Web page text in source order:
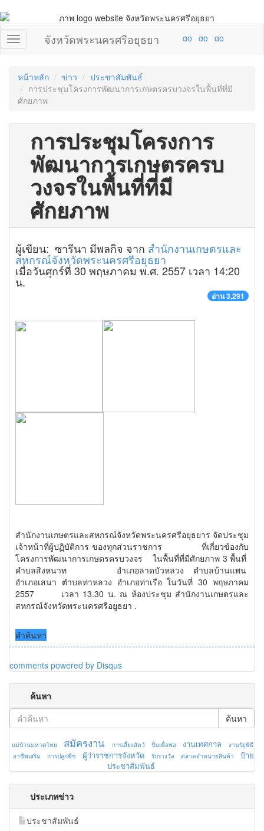
จังหวัดพระนครศรีอยุธยา
หน้าหลัก ข่าว
ประชาสัมพันธ์
การประชุมโครงการพัฒนาการเกษตรครบวงจรในพื้นที่ที่มี
ศักยภาพ
การประชุมโครงการ
พัฒนาการเกษตรครบ
วงจรในพื้นที่ที่มี
ศักยภาพ
ผู้เขียน: ซารีนา มีพลกิจ จาก สำนักงานเกษตรและ
สหกรณ์จังหวัดพระนครศรีอยุธยา
เมื่อวันศุกร์ที่ 30 พฤษภาคม พ.ศ. 2557 เวลา 14:20
น.
อ่าน 3,291
สำนักงานเกษตรและสหกรณ์จังหวัดพระนครศรีอยุธยาร จัดประชุม
เจ้าหน้าที่ผู้ปฏิบัติการ ของทุกส่วนราชการ ที่เกี่ยวข้องกับ
โครงการพัฒนาการเกษตรครบวงจร ในพื้นที่ที่มีศักยภาพ 3 พื้นที่
คำบลสิงหนาท อำเภอลาดบัวหลวง ตำบลบ้านแพน
อำเภอเสนา ตำบลท่าหลวง อำเภอท่าเรือ ในวันที่ 30 พฤษภาคม
2557 เวลา 13.30 น. ณ ห้องประชุม สำนักงานเกษตรและ
สหกรณ์จังหวัดพระนครศรีอยูธยา .
คำค้นหา
comments powered by Disqus
ค้นหา
ค้นหา
แม่บ้านมหาดไทย สมัครงาน การเลี้ยงสัตว์ ปั่นเพื่อพ่อ งานเทศกาล
งานรัฐพิธี
อาชีพเสริม
การปลูกพืช ผู้ว่าราชการจังหวัด รับรางวัล ตลาดจำหน่ายสินค้า
ป้าย
ประชาสัมพันธ์
ประเภทข่าว
ประชาสัมพันธ์